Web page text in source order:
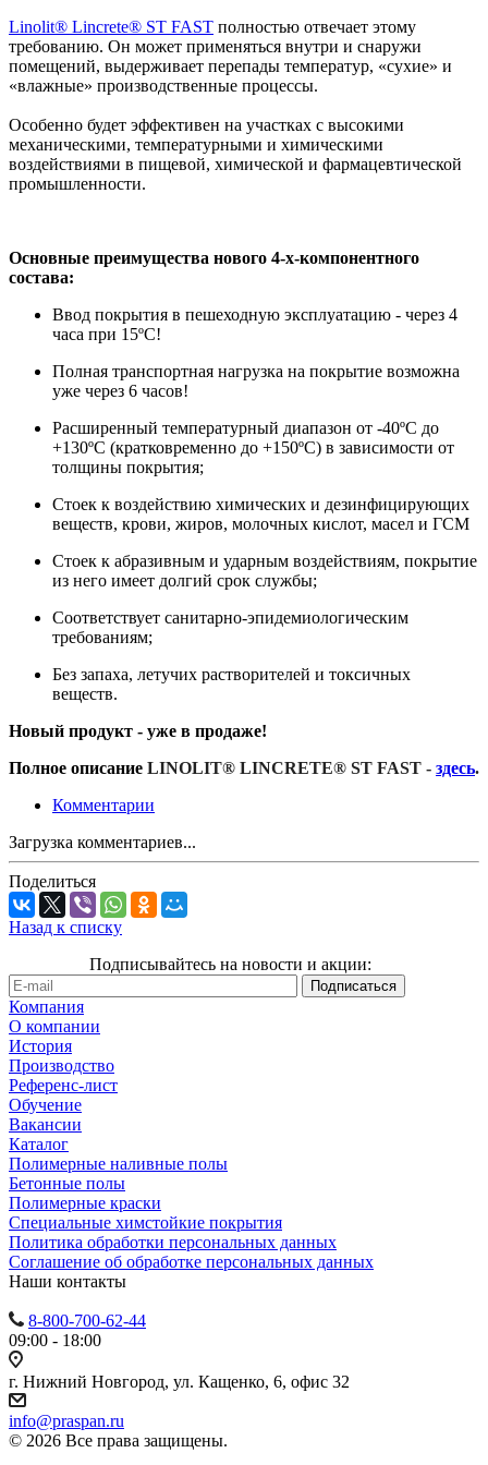
Linolit® Lincrete® ST FAST полностью отвечает этому
требованию. Он может применяться внутри и снаружи
помещений, выдерживает перепады температур, «сухие» и
«влажные» производственные процессы.
Особенно будет эффективен на участках с высокими
механическими, температурными и химическими
воздействиями в пищевой, химической и фармацевтической
промышленности.
Основные преимущества нового 4-х-компонентного
состава:
Ввод покрытия в пешеходную эксплуатацию - через 4
часа при 15ºC!
Полная транспортная нагрузка на покрытие возможна
уже через 6 часов!
Расширенный температурный диапазон от -40ºC до
+130ºC (кратковременно до +150ºC) в зависимости от
толщины покрытия;
Стоек к воздействию химических и дезинфицирующих
веществ, крови, жиров, молочных кислот, масел и ГСМ
Стоек к абразивным и ударным воздействиям, покрытие
из него имеет долгий срок службы;
Соответствует санитарно-эпидемиологическим
требованиям;
Без запаха, летучих растворителей и токсичных
веществ.
Новый продукт - уже в продаже!
Полное описание LINOLIT® LINCRETE® ST FAST - здесь.
Комментарии
Загрузка комментариев...
Поделиться
Назад к списку
Подписывайтесь на новости и акции:
Компания
О компании
История
Производство
Референс-лист
Обучение
Вакансии
Каталог
Полимерные наливные полы
Бетонные полы
Полимерные краски
Специальные химстойкие покрытия
Политика обработки персональных данных
Cоглашение об обработке персональных данных
Наши контакты
8-800-700-62-44
09:00 - 18:00
г. Нижний Новгород, ул. Кащенко, 6, офис 32
info@praspan.ru
© 2026 Все права защищены.